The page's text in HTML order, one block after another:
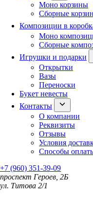
Моно корзины
Сборные
Композиции в
Моно
Сборные
Игрушки и подарки
Открытки
Вазы
Переноски
Букет невесты
Контакты
О компании
Реквизиты
Отзывы
Условия
Способы
+7 (960) 351-39-09
проспект Героев, 2Б
ул. Титова 2/1